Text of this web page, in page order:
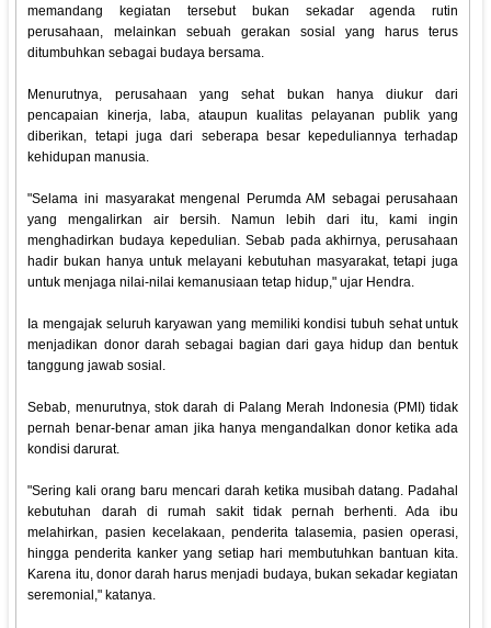
memandang kegiatan tersebut bukan sekadar agenda rutin
perusahaan, melainkan sebuah gerakan sosial yang harus terus
ditumbuhkan sebagai budaya bersama.
Menurutnya, perusahaan yang sehat bukan hanya diukur dari
pencapaian kinerja, laba, ataupun kualitas pelayanan publik yang
diberikan, tetapi juga dari seberapa besar kepeduliannya terhadap
kehidupan manusia.
"Selama ini masyarakat mengenal Perumda AM sebagai perusahaan
yang mengalirkan air bersih. Namun lebih dari itu, kami ingin
menghadirkan budaya kepedulian. Sebab pada akhirnya, perusahaan
hadir bukan hanya untuk melayani kebutuhan masyarakat, tetapi juga
untuk menjaga nilai-nilai kemanusiaan tetap hidup," ujar Hendra.
Ia mengajak seluruh karyawan yang memiliki kondisi tubuh sehat untuk
menjadikan donor darah sebagai bagian dari gaya hidup dan bentuk
tanggung jawab sosial.
Sebab, menurutnya, stok darah di Palang Merah Indonesia (PMI) tidak
pernah benar-benar aman jika hanya mengandalkan donor ketika ada
kondisi darurat.
"Sering kali orang baru mencari darah ketika musibah datang. Padahal
kebutuhan darah di rumah sakit tidak pernah berhenti. Ada ibu
melahirkan, pasien kecelakaan, penderita talasemia, pasien operasi,
hingga penderita kanker yang setiap hari membutuhkan bantuan kita.
Karena itu, donor darah harus menjadi budaya, bukan sekadar kegiatan
seremonial," katanya.